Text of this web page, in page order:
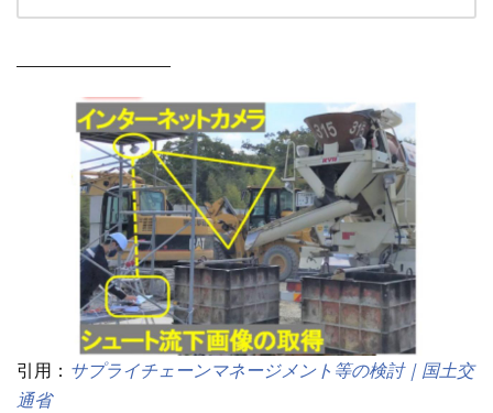
——————————
引用： サプライチェーンマネージメント等の検討｜国土交
通省